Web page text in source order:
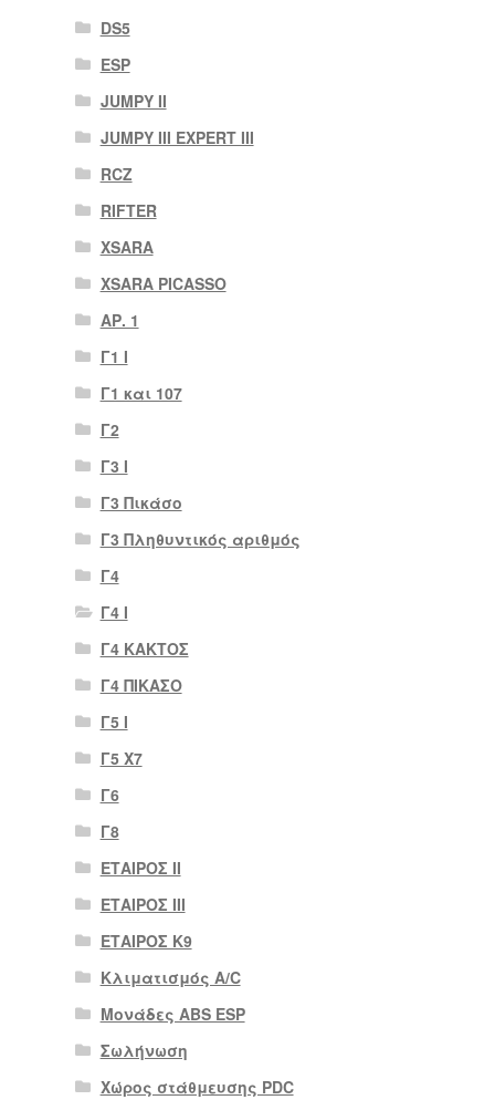
DS5
ESP
JUMPY II
JUMPY III EXPERT III
RCZ
RIFTER
XSARA
XSARA PICASSO
ΑΡ. 1
Γ1 Ι
Γ1 και 107
Γ2
Γ3 Ι
Γ3 Πικάσο
Γ3 Πληθυντικός αριθμός
Γ4
Γ4 Ι
Γ4 ΚΑΚΤΟΣ
Γ4 ΠΙΚΑΣΟ
Γ5 Ι
Γ5 Χ7
Γ6
Γ8
ΕΤΑΙΡΟΣ II
ΕΤΑΙΡΟΣ III
ΕΤΑΙΡΟΣ Κ9
Κλιματισμός A/C
Μονάδες ABS ESP
Σωλήνωση
Χώρος στάθμευσης PDC